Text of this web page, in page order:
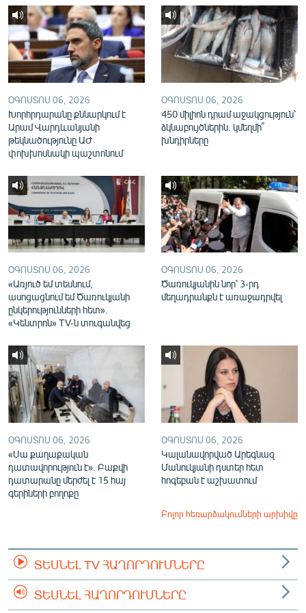
English
Русский
ՀԵՏԵՎԵՔ ՄԵԶ
ՕԳՈՍՏՈՍ 06, 2026
Խորհրդարանը քննարկում է
Արամ Վարդևանյանի
թեկնածությունը ԱԺ
փոխխոսնակի պաշտոնում
ՕԳՈՍՏՈՍ 06, 2026
450 միլիոն դրամ աջակցություն՝
ձկնաբույծներին. կմեղմի՞
խնդիրները
ՕԳՈՍՏՈՍ 06, 2026
«Առյուծ եմ տեսնում,
ասոցացնում եմ Ծառուկյանի
ընկերությունների հետ».
«Կենտրոն» TV-ն տուգանվեց
ՕԳՈՍՏՈՍ 06, 2026
Ծառուկյանին նոր՝ 3-րդ
մեղադրանքն է առաջադրվել
ՕԳՈՍՏՈՍ 06, 2026
«Սա քաղաքական
դատավորություն է». Բաքվի
դատարանը մերժել է 15 հայ
գերիների բողոքը
ՕԳՈՍՏՈՍ 06, 2026
Կալանավորված Արեգնազ
Մանուկյանի դստեր հետ
հոգեբան է աշխատում
Բոլոր հեռարձակումների արխիվը
ՏԵՍՆԵԼ TV ՀԱՂՈՐԴՈՒՄՆԵՐԸ
ՏԵՍՆԵԼ ՀԱՂՈՐԴՈՒՄՆԵՐԸ